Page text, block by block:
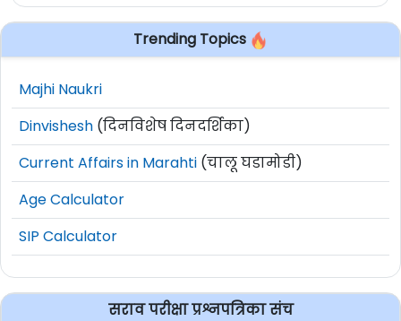
Trending Topics
Majhi Naukri
Dinvishesh (दिनविशेष दिनदर्शिका)
Current Affairs in Marahti (चालू घडामोडी)
Age Calculator
SIP Calculator
सराव परीक्षा प्रश्नपत्रिका संच